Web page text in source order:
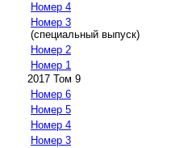
Номер 4
Номер 3
(специальный выпуск)
Номер 2
Номер 1
2017 Том 9
Номер 6
Номер 5
Номер 4
Номер 3